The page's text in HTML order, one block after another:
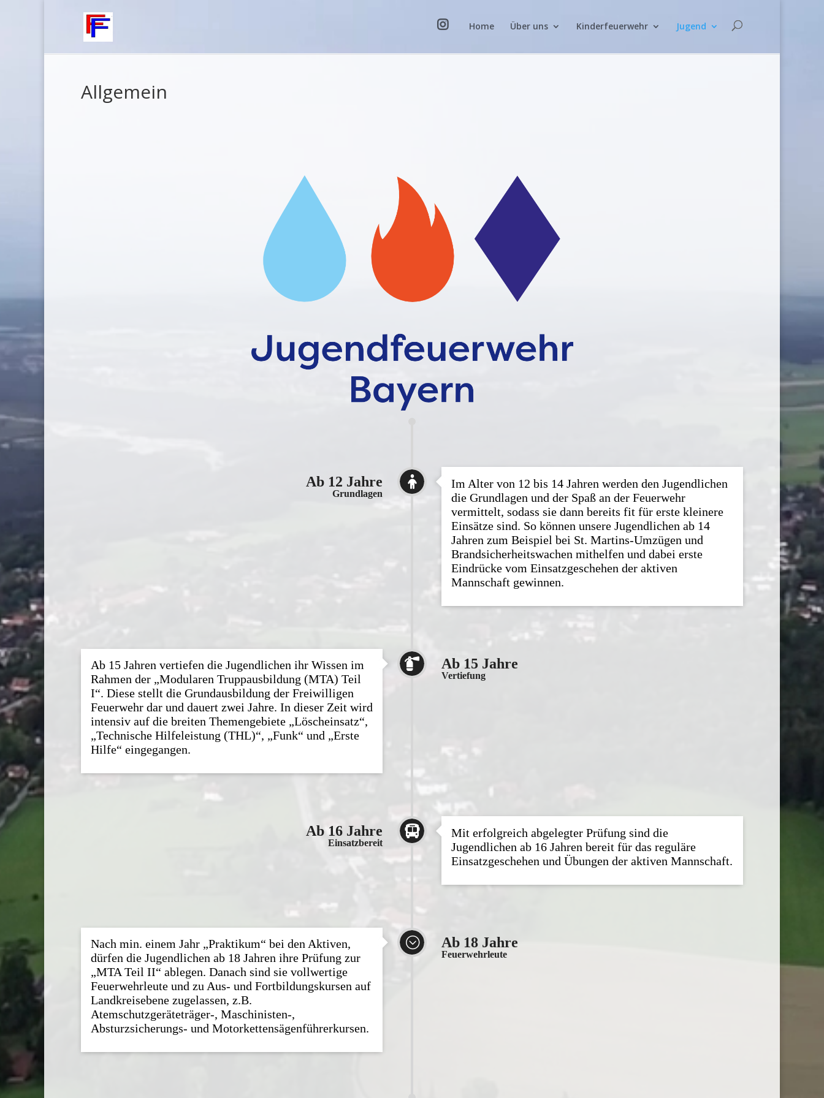
Home Über uns Kinderfeuerwehr Jugend
Allgemein
Ab 12 Jahre
Grundlagen

Im Alter von 12 bis 14 Jahren werden den Jugendlichen
die Grundlagen und der Spaß an der Feuerwehr
vermittelt, sodass sie dann bereits fit für erste kleinere
Einsätze sind. So können unsere Jugendlichen ab 14
Jahren zum Beispiel bei St. Martins-Umzügen und
Brandsicherheitswachen mithelfen und dabei erste
Eindrücke vom Einsatzgeschehen der aktiven
Mannschaft gewinnen.
Ab 15 Jahre
Vertiefung

Ab 15 Jahren vertiefen die Jugendlichen ihr Wissen im
Rahmen der „Modularen Truppausbildung (MTA) Teil
I“. Diese stellt die Grundausbildung der Freiwilligen
Feuerwehr dar und dauert zwei Jahre. In dieser Zeit wird
intensiv auf die breiten Themengebiete „Löscheinsatz“,
„Technische Hilfeleistung (THL)“, „Funk“ und „Erste
Hilfe“ eingegangen.
Ab 16 Jahre
Einsatzbereit

Mit erfolgreich abgelegter Prüfung sind die
Jugendlichen ab 16 Jahren bereit für das reguläre
Einsatzgeschehen und Übungen der aktiven Mannschaft.
Ab 18 Jahre
Feuerwehrleute
;
Nach min. einem Jahr „Praktikum“ bei den Aktiven,
dürfen die Jugendlichen ab 18 Jahren ihre Prüfung zur
„MTA Teil II“ ablegen. Danach sind sie vollwertige
Feuerwehrleute und zu Aus- und Fortbildungskursen auf
Landkreisebene zugelassen, z.B.
Atemschutzgeräteträger-, Maschinisten-,
Absturzsicherungs- und Motorkettensägenführerkursen.